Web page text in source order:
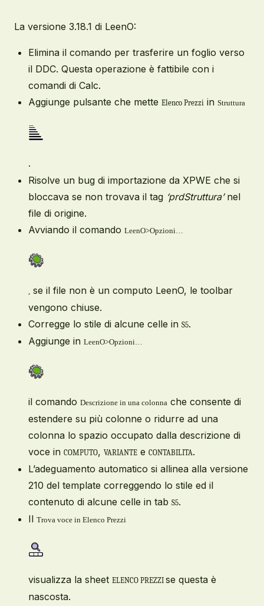
La versione 3.18.1 di LeenO:
Elimina il comando per trasferire un foglio verso
il DDC. Questa operazione è fattibile con i
comandi di Calc.
Aggiunge pulsante che mette Elenco Prezzi in Struttura
.
Risolve un bug di importazione da XPWE che si
bloccava se non trovava il tag ‘prdStruttura’nel
file di origine.
Avviando il comando LeenO>Opzioni…
, se il file non è un computo LeenO, le toolbar
vengono chiuse.
Corregge lo stile di alcune celle in S5.
Aggiunge in LeenO>Opzioni…
il comando Descrizione in una colonna che consente di
estendere su più colonne o ridurre ad una
colonna lo spazio occupato dalla descrizione di
voce in COMPUTO, VARIANTE e CONTABILITA.
L’adeguamento automatico si allinea alla versione
210 del template correggendo lo stile ed il
contenuto di alcune celle in tab S5.
Il Trova voce in Elenco Prezzi
visualizza la sheet ELENCO PREZZI se questa è
nascosta.